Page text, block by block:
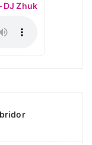
DJ Zhuk